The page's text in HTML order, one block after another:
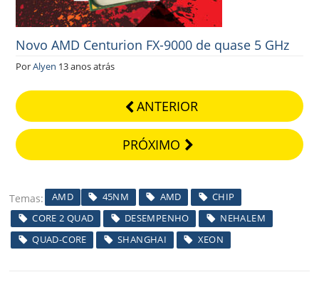
Novo AMD Centurion FX-9000 de quase 5 GHz
PorAlyen 13 anos atrás
ANTERIOR
PRÓXIMO
Temas AMD 45NM AMD
CHIP
CORE 2 QUAD
DESEMPENHO
NEHALEM
QUAD-CORE
SHANGHAI XEON